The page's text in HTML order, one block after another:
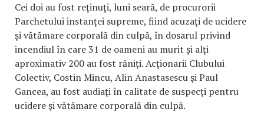
Cei doi au fost reţinuţi, luni seară, de procurorii
Parchetului instanţei supreme, fiind acuzaţi de ucidere
şi vătămare corporală din culpă, în dosarul privind
incendiul în care 31 de oameni au murit şi alţi
aproximativ 200 au fost răniţi. Acţionarii Clubului
Colectiv, Costin Mincu, Alin Anastasescu şi Paul
Gancea, au fost audiaţi în calitate de suspecţi pentru
ucidere şi vătămare corporală din culpă.